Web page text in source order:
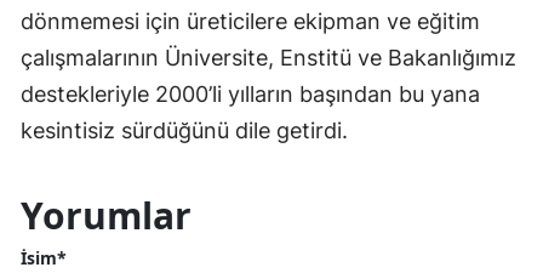
dönmemesi için üreticilere ekipman ve eğitim
çalışmalarının Üniversite, Enstitü ve Bakanlığımız
destekleriyle 2000’li yılların başından bu yana
kesintisiz sürdüğünü dile getirdi.
Yorumlar
İsim*